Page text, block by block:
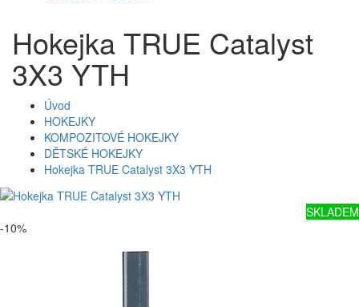
Hokejka TRUE Catalyst
3X3 YTH
Úvod
HOKEJKY
KOMPOZITOVÉ HOKEJKY
DĚTSKÉ HOKEJKY
Hokejka TRUE Catalyst 3X3 YTH
SKLADEM
-10%